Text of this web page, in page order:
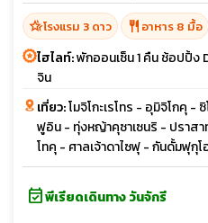
hotel_classโรงแรม 3 ดาว restaurant อาหาร 8 มื้อ
ไฮไลท์:พักออนเซ็น 1 คืน ช้อปปิ้ง
จิน
เที่ยว:โมจิโกะเรโทร - อุมิจิโกคุ -
ฟูอิน - ทุ่งหญ้าคุซาเซนริ - ปราสาท
โทคุ - ศาลเจ้าดาไซฟุ - กันดั้มฟุกุโ
event_availableพีเรียดเดินทาง วันจักรี